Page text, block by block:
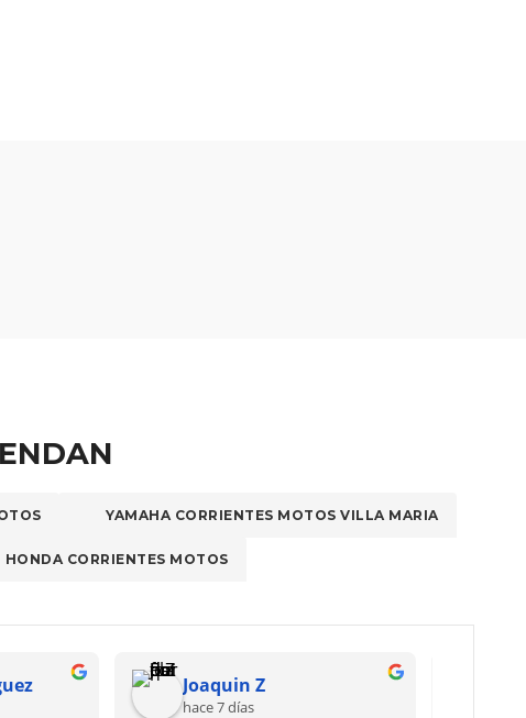
YAMAHA CORRIENTES MOTOS VILLA MARIA
HONDA CORRIENTES MOTOS
Loyola ESMauroo